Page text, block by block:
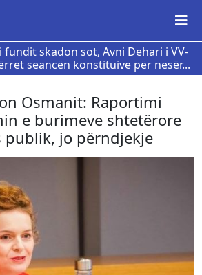
fundit skadon sot, Avni Dehari i VV-
seancën konstituive për nesër...
Osmanit: Raportimi
e burimeve shtetërore
publik, jo përndjekje